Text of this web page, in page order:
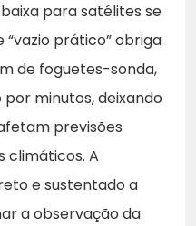
para satélites se
prático” obriga
de foguetes-sonda,
minutos, deixando
previsões
climáticos. A
e sustentado a
a observação da